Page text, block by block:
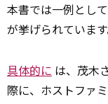
本書では一例とし
が挙げられています
具体的に は、茂木
際に、ホストファ